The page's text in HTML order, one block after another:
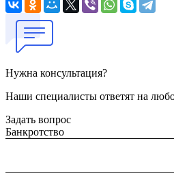
Нужна консультация?
Наши специалисты ответят на
Задать вопрос
Банкротство